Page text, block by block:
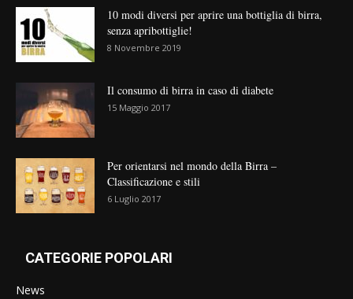
10 modi diversi per aprire una bottiglia di birra,
senza apribottiglie!
8 Novembre 2019
Il consumo di birra in caso di diabete
15 Maggio 2017
Per orientarsi nel mondo della Birra –
Classificazione e stili
6 Luglio 2017
CATEGORIE POPOLARI
News